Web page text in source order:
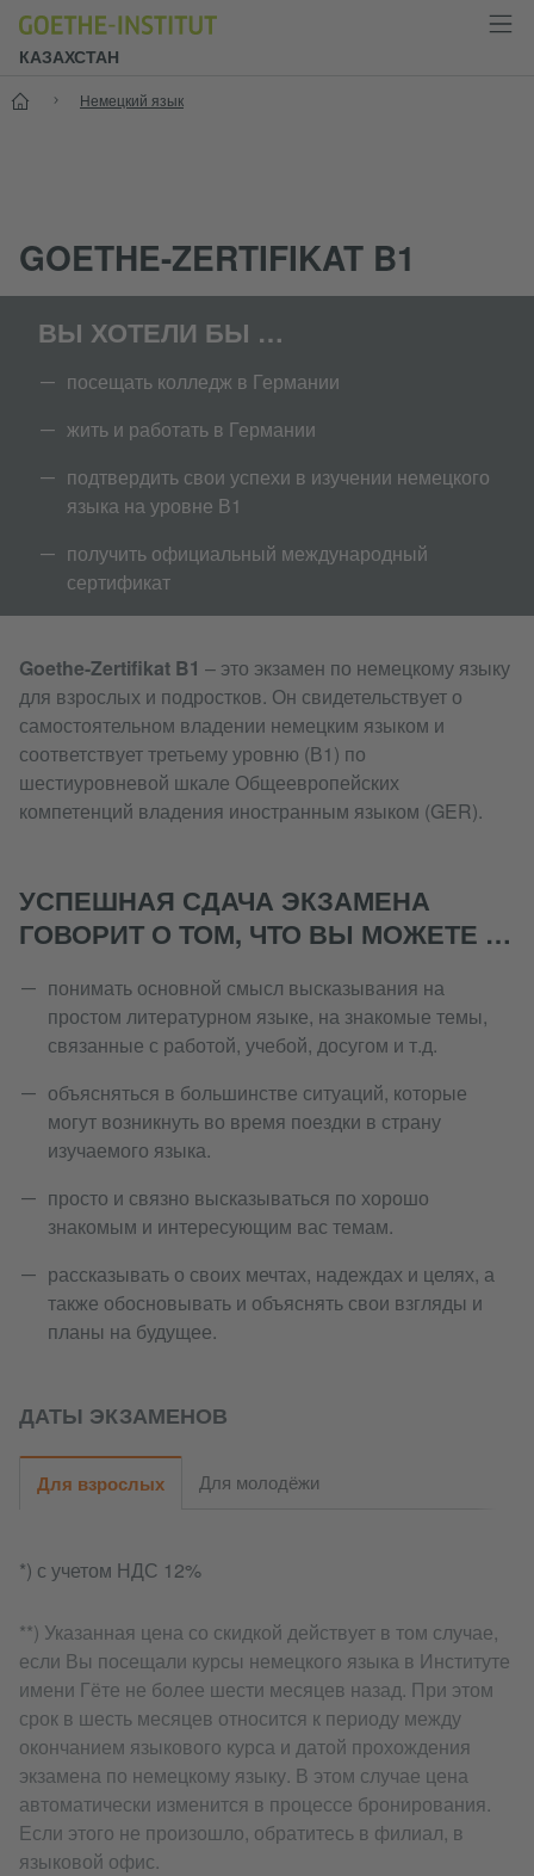
КАЗАХСТАН
Старт
Немецкий язык
GOETHE-ZERTIFIKAT B1
ВЫ ХОТЕЛИ БЫ …
посещать колледж в Германии
жить и работать в Германии
подтвердить свои успехи в изучении немецкого
языка на уровне В1
получить официальный международный
сертификат
Goethe-Zertifikat B1 – это экзамен по немецкому языку
для взрослых и подростков. Он свидетельствует о
самостоятельном владении немецким языком и
соответствует третьему уровню (В1) по
шестиуровневой шкале Общеевропейских
компетенций владения иностранным языком (GER).
УСПЕШНАЯ СДАЧА ЭКЗАМЕНА
ГОВОРИТ О ТОМ, ЧТО ВЫ МОЖЕТЕ …
понимать основной смысл высказывания на
простом литературном языке, на знакомые темы,
связанные с работой, учебой, досугом и т.д.
объясняться в большинстве ситуаций, которые
могут возникнуть во время поездки в страну
изучаемого языка.
просто и связно высказываться по хорошо
знакомым и интересующим вас темам.
рассказывать о своих мечтах, надеждах и целях, а
также обосновывать и объяснять свои взгляды и
планы на будущее.
ДАТЫ ЭКЗАМЕНОВ
Для взрослых Для молодёжи
*) с учетом НДС 12%
**) Указанная цена со скидкой действует в том случае,
если Вы посещали курсы немецкого языка в Институте
имени Гёте не более шести месяцев назад. При этом
срок в шесть месяцев относится к периоду между
окончанием языкового курса и датой прохождения
экзамена по немецкому языку. В этом случае цена
автоматически изменится в процессе бронирования.
Если этого не произошло, обратитесь в филиал, в
языковой офис.